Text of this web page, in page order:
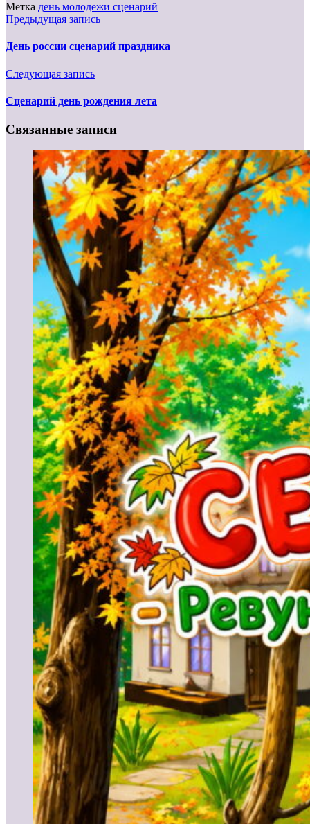
Метка день молодежи сценарий
Предыдущая запись
День россии сценарий праздника
Следующая запись
Сценарий день рождения лета
Связанные записи